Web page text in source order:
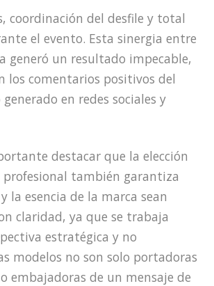
coordinación del desfile y total
el evento. Esta sinergia entre
generó un resultado impecable,
los comentarios positivos del
en redes sociales y
destacar que la elección
profesional también garantiza
la esencia de la marca sean
claridad, ya que se trabaja
estratégica y no
modelos no son solo portadoras
embajadoras de un mensaje de